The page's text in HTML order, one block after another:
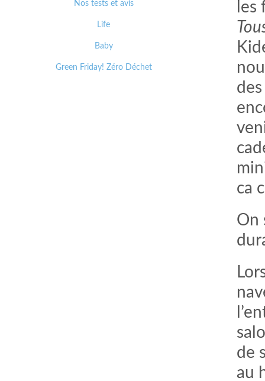
les
ca
On
de
au
Nos tests et avis
Life
Baby
Green Friday! Zéro Déchet